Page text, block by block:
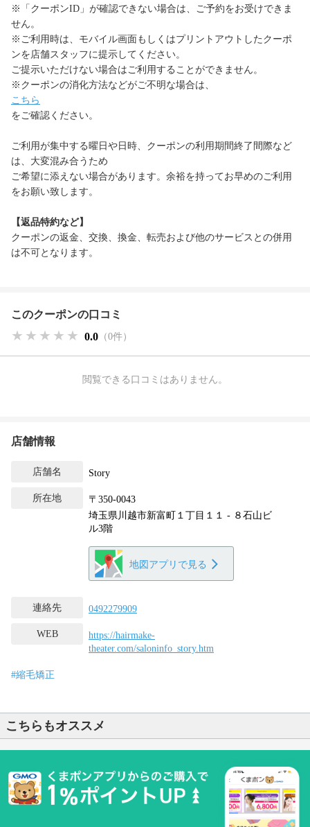
※「クーポンID」が確認できない場合は、ご予約をお受けできま
せん。
※ご利用時は、モバイル画面もしくはプリントアウトしたクーポ
ンを店舗スタッフに提示してください。
ご提示いただけない場合はご利用することができません。
※クーポンの消化方法などがご不明な場合は、
こちら
をご確認ください。
ご利用が集中する曜日や日時、クーポンの利用期間終了間際など
は、大変混み合うため
ご希望に添えない場合があります。余裕を持ってお早めのご利用
をお願い致します。
【返品特約など】
クーポンの返金、交換、換金、転売および他のサービスとの併用
は不可となります。
このクーポンの口コミ
★★★★★
★★★★★
★★★★★ 0.0 （0件）
閲覧できる口コミはありません。
店舗情報
店舗名 Story
所在地
〒350-0043
埼玉県川越市新富町１丁目１１ - ８石山ビ
ル3階
地図アプリで見る
連絡先 0492279909
WEB
https://hairmake-
theater.com/saloninfo_story.htm
#縮毛矯正
こちらもオススメ